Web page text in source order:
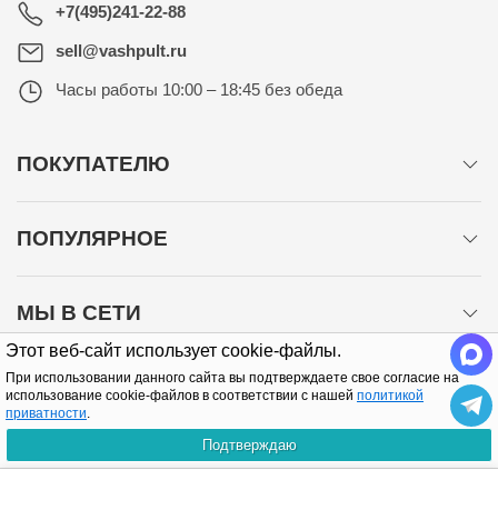
Этот веб-сайт использует cookie-файлы.
При использовании данного сайта вы подтверждаете свое согласие на
использование cookie-файлов в соответствии с нашей политикой
приватности.
Подтверждаю
+7(495)241-22-88
sell@vashpult.ru
Часы работы 10:00 – 18:45 без обеда
ПОКУПАТЕЛЮ
ПОПУЛЯРНОЕ
МЫ В СЕТИ